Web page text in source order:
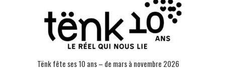
Tënk fête ses 10 ans – de mars à novembre 2026